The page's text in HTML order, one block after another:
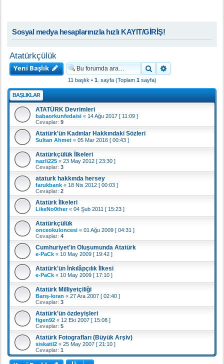
Sosyal medya hesaplarınızla hızlı KAYIT/GİRİŞ!
Atatürkçülük
Yeni Başlık
Ara
11 başlık • 1. sayfa (Toplam 1sayfa)
BAŞLIKLAR
ATATÜRK Devrimleri
babaorkunfedaisi « 14 Ağu 2017 [ 11:09 ]
Cevaplar: 9
Atatürk'ün Kadınlar Hakkındaki Sözleri
Sultan Ahmet « 05 Mar 2016 [ 00:43 ]
Atatürkçülük İlkeleri
nazli225 « 23 May 2012 [ 23:30 ]
Cevaplar: 3
ataturk hakkında hersey
farukbank « 18 Nis 2012 [ 00:03 ]
Cevaplar: 2
Atatürk İlkeleri
LikeNo0ther« 04 Şub 2011 [ 15:23 ]
Atatürkçülük
onceokuloncesi « 01 Ağu 2009 [ 04:31 ]
Cevaplar: 4
Cumhuriyet'in Oluşumunda Atatürk
e-PaCk « 10 May 2009 [ 19:42 ]
Atatürk'ün İnkılâpçılık İlkesi
e-PaCk « 10 May 2009 [ 17:10 ]
Atatürk Milliyetçiliği
Barış-kıran « 27 Ara 2007 [ 02:40 ]
Cevaplar: 3
Atatürk'ün özdeyişleri
figen92 « 12 Eki 2007 [ 15:08 ]
Cevaplar: 5
Atatürk Fotografları (Büyük Arşiv)
siskatil2 « 25 May 2007 [ 21:10 ]
Cevaplar: 1